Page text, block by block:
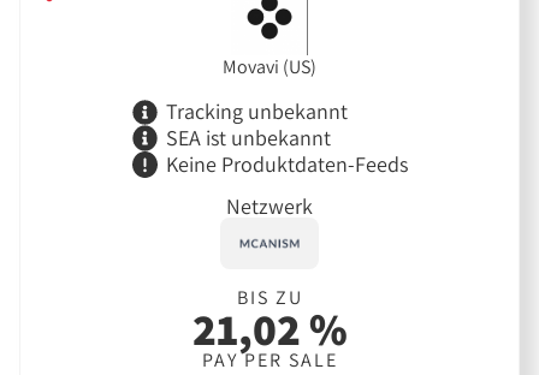
Movavi (US)
Tracking unbekannt
SEA ist unbekannt
Keine Produktdaten-Feeds
Netzwerk
BIS ZU
21,02 %
PAY PER SALE